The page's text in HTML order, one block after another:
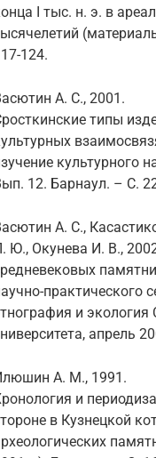
I тыс. н. э. в
124.
А. С., 2001.
типы
культурного
12. Барнаул. – С.
А. С.,
Ю., Окунева И. В.,
практического
и экология
апрель
А. М., 1991.
и
в Кузнецкой